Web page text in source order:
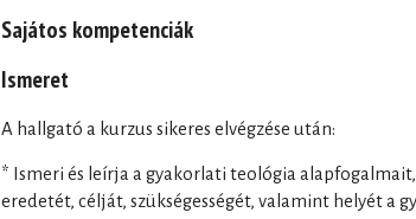
Sajátos kompetenciák
Ismeret
A hallgató a kurzus sikeres elvégzése után:
* Ismeri és leírja a gyakorlati teológia
eredetét, célját, szükségességét, valamint helyét a